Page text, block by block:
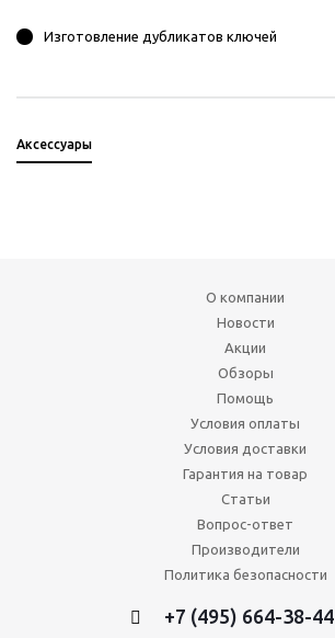
Изготовление дубликатов ключей
Аксессуары
О компании
Новости
Акции
Обзоры
Помощь
Условия оплаты
Условия доставки
Гарантия на товар
Статьи
Вопрос-ответ
Производители
Политика безопасности
+7 (495) 664-38-44